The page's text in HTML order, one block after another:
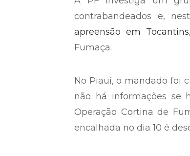
contrabandeados e,
apreensão em
Fumaça.
No Piauí, o mandado foi
não há informações se
Operação Cortina de
encalhada no dia 10 é